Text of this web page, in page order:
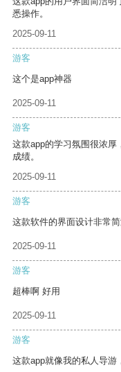
悉操作。
2025-09-11
游客
这个是app神器
2025-09-11
游客
这款app的学习氛围很浓厚
成绩。
2025-09-11
游客
这款软件的界面设计非常简
2025-09-11
游客
超棒啊 好用
2025-09-11
游客
这款app就像我的私人导游